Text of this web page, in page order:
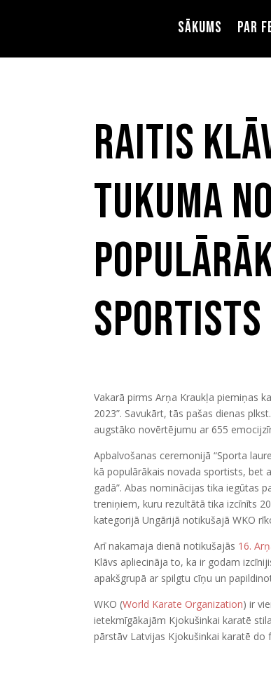
Sākums Par
Raitis
Tukuma
sportists
Vakarā pirms Arņa Kraukļa piemiņas
2023”. Savukārt, tās pašas dienas
augstāko novērtējumu ar 655
Apbalvošanas ceremonijā “Sporta
kā populārākais novada sportists, bet
gadā”. Abas nominācijas tika iegūtas
treniņiem, kuru rezultātā tika izcīnīts
kategorijā Ungārijā notikušajā WKO
Arī nakamaja dienā notikušajās 16.
Klāvs apliecināja to, ka ir godam
apakšgrupā ar spilgtu cīņu un
WKO (World Karate Organization) ir
ietekmīgākajām Kjokušinkai karatē
pārstāv Latvijas Kjokušinkai karatē do